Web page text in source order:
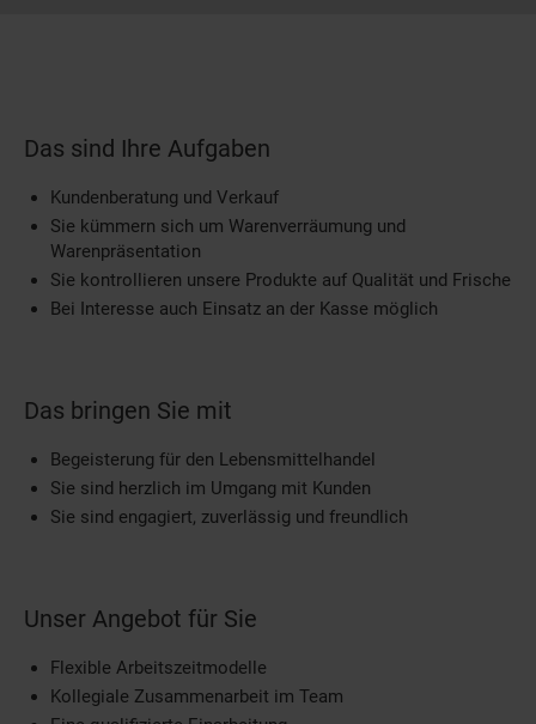
Das sind Ihre Aufgaben
Kundenberatung und Verkauf
Sie kümmern sich um Warenverräumung und
Warenpräsentation
Sie kontrollieren unsere Produkte auf Qualität und Frische
Bei Interesse auch Einsatz an der Kasse möglich
Das bringen Sie mit
Begeisterung für den Lebensmittelhandel
Sie sind herzlich im Umgang mit Kunden
Sie sind engagiert, zuverlässig und freundlich
Unser Angebot für Sie
Flexible Arbeitszeitmodelle
Kollegiale Zusammenarbeit im Team